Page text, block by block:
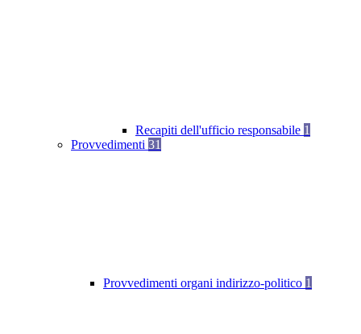
Recapiti dell'ufficio responsabile 1
Provvedimenti 31
Provvedimenti organi indirizzo-politico 1